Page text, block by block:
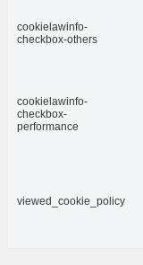
cookielawinfo-
checkbox-others
cookielawinfo-
checkbox-
performance
viewed_cookie_policy